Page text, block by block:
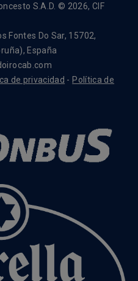
S.A.D. © 2026, CIF
Fontes Do Sar, 15702,
España
de privacidad - Política de